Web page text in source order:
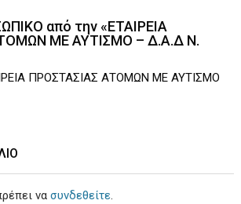
από την «ΕΤΑΙΡΕΙΑ
ΜΕ ΑΥΤΙΣΜΟ – Δ.Α.Δ Ν.
ΠΡΟΣΤΑΣΙΑΣ ΑΤΟΜΩΝ ΜΕ ΑΥΤΙΣΜΟ
νασυνδεθείτε.